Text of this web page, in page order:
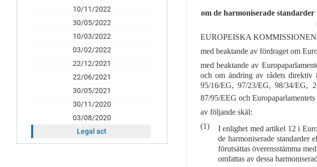
10/11/2022
30/05/2022
10/03/2022
03/02/2022
22/12/2021
22/06/2021
30/05/2021
30/11/2020
03/08/2020
Legal act
om de harmoniserade
EUROPEISKA
med beaktande av fördraget om
med beaktande av
och om ändring av rådets direktiv
95/16/EG, 97/23/EG, 98/34/EG,
87/95/EEG och
av följande skäl:
(1)
I enlighet med artikel 12 i
de harmoniserade
förutsättas överensstämma
omfattas av dessa